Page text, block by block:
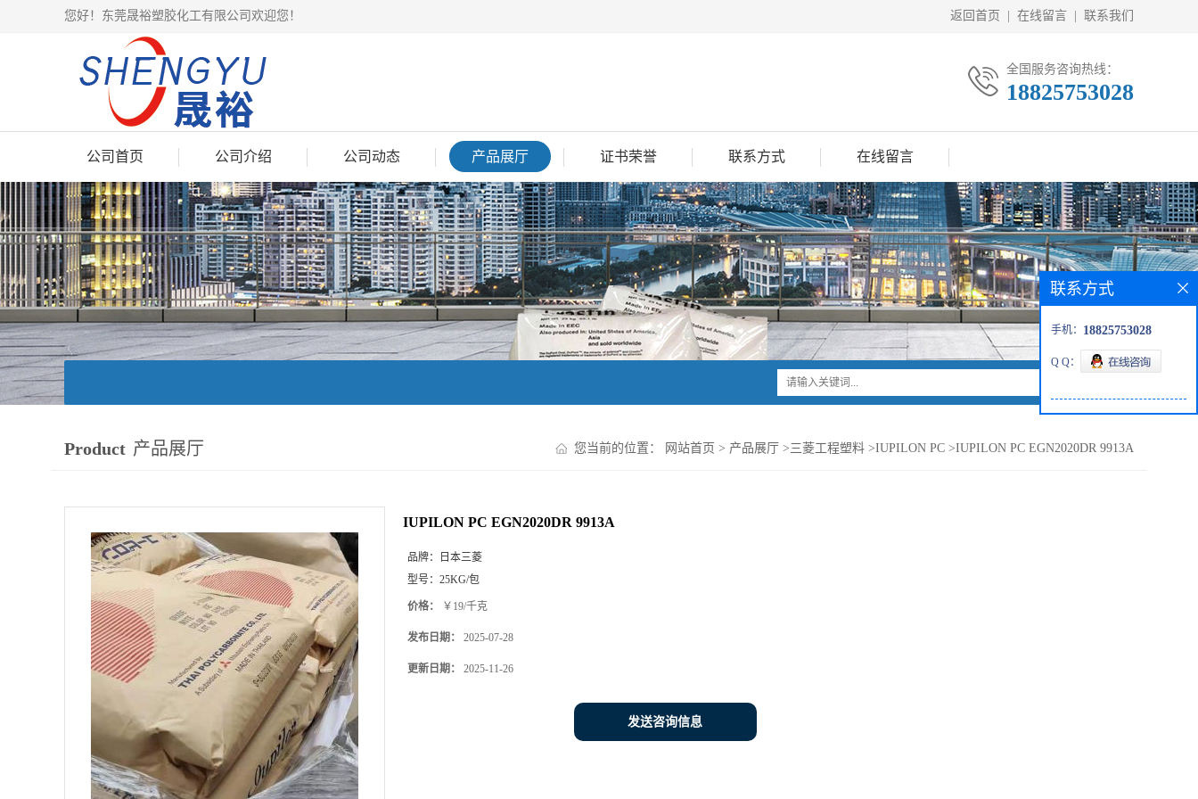
您好！东莞晟裕塑胶化工有限公司欢迎您！ 返回首页 在线留言 联系我们
全国服务咨询热线：
18825753028
公司首页 公司介绍 公司动态 产品展厅 证书荣誉 联系方式 在线留言
Product 产品展厅 您当前的位置： 网站首页 > 产品展厅 >三菱工程塑料 >IUPILON PC >IUPILON PC EGN2020DR 9913A
IUPILON PC EGN2020DR 9913A
品牌：
日本三菱
型号： 25KG/包
价格： ￥19/千克
发布日期： 2025-07-28
更新日期： 2025-11-26
发送咨询信息
联系方式
手机： 18825753028
Q Q：